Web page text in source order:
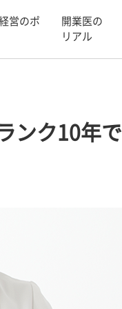
営のポ
開業医の
リアル
ンク10年